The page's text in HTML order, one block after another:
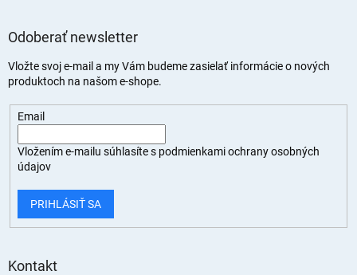
Odoberať newsletter
Vložte svoj e-mail a my Vám budeme zasielať informácie o nových
produktoch na našom e-shope.
Email
Vložením e-mailu súhlasíte s podmienkami ochrany osobných
údajov
PRIHLÁSIŤ SA
Kontakt